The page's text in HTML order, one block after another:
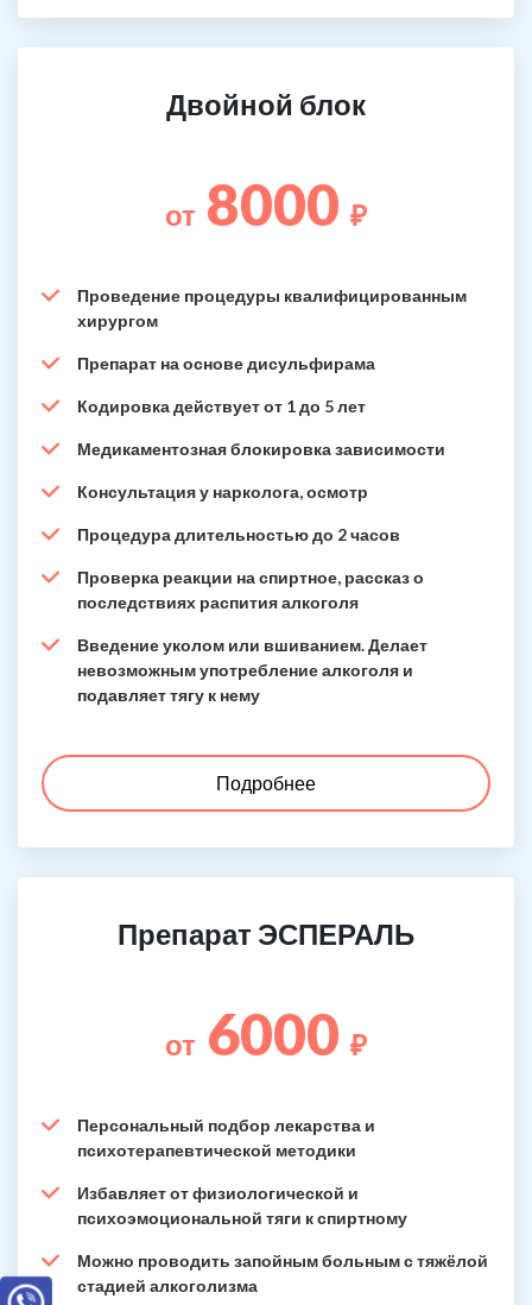
Двойной блок
от 8000 ₽
Проведение процедуры квалифицированным
хирургом
Препарат на основе дисульфирама
Кодировка действует от 1 до 5 лет
Медикаментозная блокировка зависимости
Консультация у нарколога, осмотр
Процедура длительностью до 2 часов
Проверка реакции на спиртное, рассказ о
последствиях распития алкоголя
Введение уколом или вшиванием. Делает
невозможным употребление алкоголя и
подавляет тягу к нему
Подробнее
Препарат ЭСПЕРАЛЬ
от 6000 ₽
Персональный подбор лекарства и
психотерапевтической методики
Избавляет от физиологической и
психоэмоциональной тяги к спиртному
Можно проводить запойным больным с тяжёлой
стадией алкоголизма